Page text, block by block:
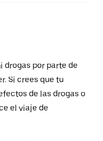
drogas por parte de
Si crees que tu
de las drogas o
el viaje de